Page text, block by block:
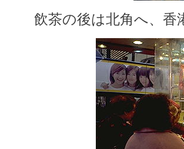
飲茶の後は北角へ、